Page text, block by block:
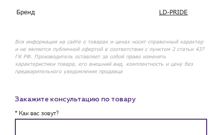
Бренд LD-PRIDE
Вся информация на сайте о товарах и ценах носит справочный характер
и не является публичной офертой в соответствии с пунктом 2 статьи 437
ГК РФ. Производитель оставляет за собой право изменять
характеристики товара, его внешний вид, комплектность и цену без
предварительного уведомления продавца
Закажите консультацию по товару
* Как вас зовут?